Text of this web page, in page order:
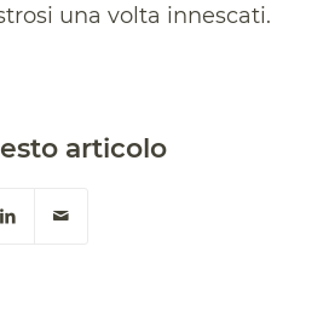
una volta innescati.
articolo